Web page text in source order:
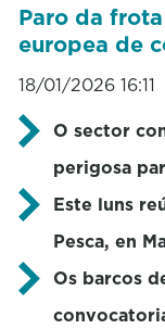
Paro da
europea de
18/01/2026 16:11
O sector
perigosa
Este luns
Pesca, en
Os barcos